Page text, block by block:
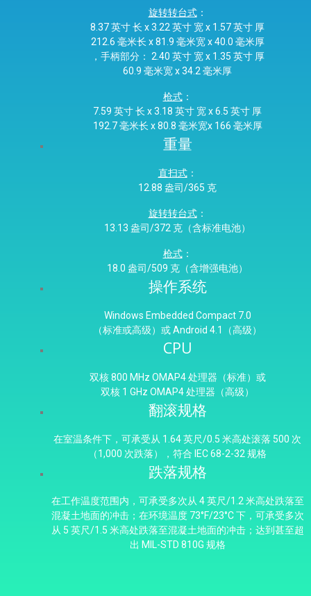
旋转转台式：
8.37 英寸 长 x 3.22 英寸 宽 x 1.57 英寸 厚
212.6 毫米长 x 81.9 毫米宽 x 40.0 毫米厚
，手柄部分： 2.40 英寸 宽 x 1.35 英寸 厚
60.9 毫米宽 x 34.2 毫米厚
枪式：
7.59 英寸 长 x 3.18 英寸 宽 x 6.5 英寸 厚
192.7 毫米长 x 80.8 毫米宽x 166 毫米厚
重量
直扫式：
12.88 盎司/365 克
旋转转台式：
13.13 盎司/372 克（含标准电池）
枪式：
18.0 盎司/509 克（含增强电池）
操作系统
Windows Embedded Compact 7.0
（标准或高级）或 Android 4.1（高级）
CPU
双核 800 MHz OMAP4 处理器（标准）或
双核 1 GHz OMAP4 处理器（高级）
翻滚规格
在室温条件下，可承受从 1.64 英尺/0.5 米高处滚落 500 次
（1,000 次跌落），符合 IEC 68-2-32 规格
跌落规格
在工作温度范围内，可承受多次从 4 英尺/1.2 米高处跌落至
混凝土地面的冲击；在环境温度 73°F/23°C 下，可承受多次
从 5 英尺/1.5 米高处跌落至混凝土地面的冲击；达到甚至超
出 MIL-STD 810G 规格